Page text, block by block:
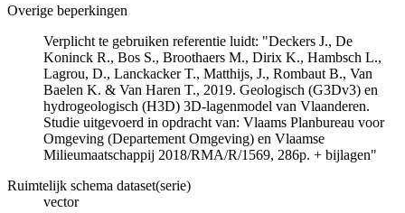
Overige beperkingen
Verplicht te gebruiken referentie luidt: "Deckers J., De
Koninck R., Bos S., Broothaers M., Dirix K., Hambsch L.,
Lagrou, D., Lanckacker T., Matthijs, J., Rombaut B., Van
Baelen K. & Van Haren T., 2019. Geologisch (G3Dv3) en
hydrogeologisch (H3D) 3D-lagenmodel van Vlaanderen.
Studie uitgevoerd in opdracht van: Vlaams Planbureau voor
Omgeving (Departement Omgeving) en Vlaamse
Milieumaatschappij 2018/RMA/R/1569, 286p. + bijlagen"
Ruimtelijk schema dataset(serie)
vector